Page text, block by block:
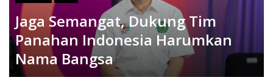
Jaga Semangat, Dukung Tim
Panahan Indonesia Harumkan
Nama Bangsa